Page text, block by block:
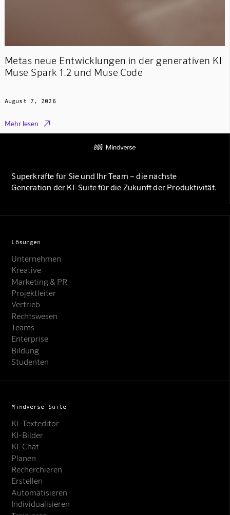
Metas neue Entwicklungen in der generativen KI
Muse Spark 1.2 und Muse Code
August 7, 2026
Mehr lesen 
Superkräfte für Sie und Ihr Team – die nächste
Generation der KI-Suite für die Zukunft der Produktivität.
Lösungen
Unternehmen
Kreative
Marketing & PR
Projektleiter
Vertrieb
Rechtswesen
Teams
Enterprise
Bildung
Studenten
Mindverse Suite
KI-Texteditor
KI-Bilder
KI-Chat
Planen
Recherchieren
Erstellen
Automatisieren
Individualisieren